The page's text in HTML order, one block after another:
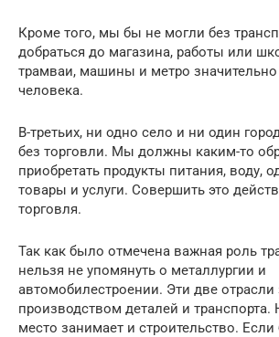
Кроме того, мы бы не могли без
добраться до магазина, работы или
трамваи, машины и метро
человека.
В-третьих, ни одно село и ни один
без торговли. Мы должны каким-то
приобретать продукты питания, воду,
товары и услуги. Совершить это
торговля.
Так как было отмечена важная роль
нельзя не упомянуть о металлургии и
автомобилестроении. Эти две
производством деталей и транспорта.
место занимает и строительство.